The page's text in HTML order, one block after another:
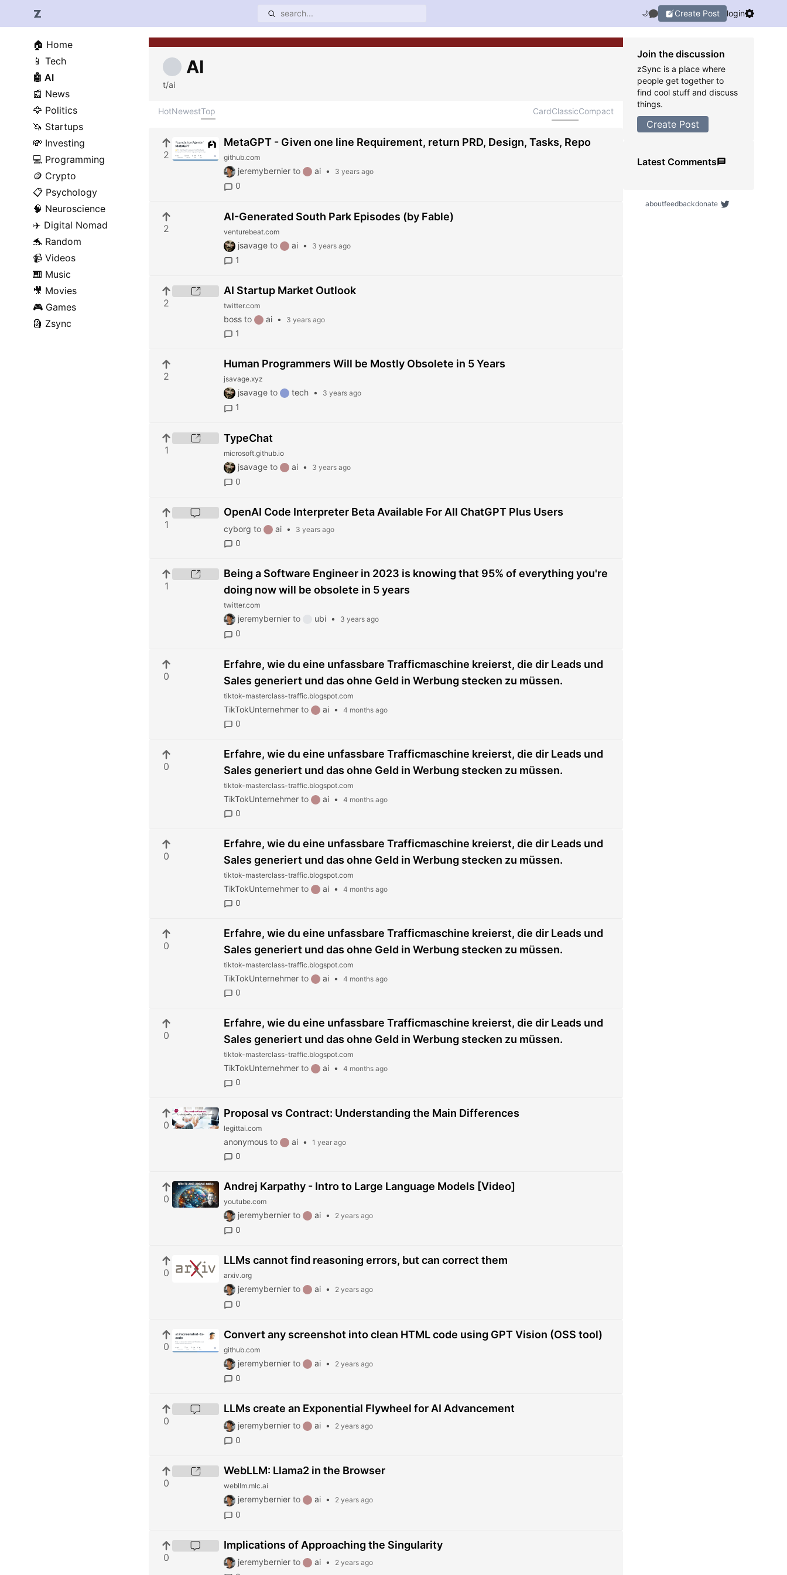
🌙 Create Post login
🏠 Home
📱 Tech
🤖 AI
📰 News
🦅 Politics
🦄 Startups
💸 Investing
💻 Programming
🪙 Crypto
📋 Psychology
🧠 Neuroscience
✈️ Digital Nomad
🐬 Random
📹 Videos
🎹 Music
🎥 Movies
🎮 Games
🗿 Zsync
AI
t/ai
HotNewestTop CardClassicCompact
2
MetaGPT - Given one line Requirement, return PRD, Design, Tasks, Repo
github.com
jeremybernier to ai • 3 years ago
0
2
AI-Generated South Park Episodes (by Fable)
venturebeat.com
jsavage to ai • 3 years ago
1
2
AI Startup Market Outlook
twitter.com
boss to ai • 3 years ago
1
2
Human Programmers Will be Mostly Obsolete in 5 Years
jsavage.xyz
jsavage to tech • 3 years ago
1
1
TypeChat
microsoft.github.io
jsavage to ai • 3 years ago
0
1
OpenAI Code Interpreter Beta Available For All ChatGPT Plus Users
cyborg to ai • 3 years ago
0
1
Being a Software Engineer in 2023 is knowing that 95% of everything you're
doing now will be obsolete in 5 years
twitter.com
jeremybernier to ubi • 3 years ago
0
0
Erfahre, wie du eine unfassbare Trafficmaschine kreierst, die dir Leads und
Sales generiert und das ohne Geld in Werbung stecken zu müssen.
tiktok-masterclass-traffic.blogspot.com
TikTokUnternehmer to ai • 4 months ago
0
0
Erfahre, wie du eine unfassbare Trafficmaschine kreierst, die dir Leads und
Sales generiert und das ohne Geld in Werbung stecken zu müssen.
tiktok-masterclass-traffic.blogspot.com
TikTokUnternehmer to ai • 4 months ago
0
0
Erfahre, wie du eine unfassbare Trafficmaschine kreierst, die dir Leads und
Sales generiert und das ohne Geld in Werbung stecken zu müssen.
tiktok-masterclass-traffic.blogspot.com
TikTokUnternehmer to ai • 4 months ago
0
0
Erfahre, wie du eine unfassbare Trafficmaschine kreierst, die dir Leads und
Sales generiert und das ohne Geld in Werbung stecken zu müssen.
tiktok-masterclass-traffic.blogspot.com
TikTokUnternehmer to ai • 4 months ago
0
0
Erfahre, wie du eine unfassbare Trafficmaschine kreierst, die dir Leads und
Sales generiert und das ohne Geld in Werbung stecken zu müssen.
tiktok-masterclass-traffic.blogspot.com
TikTokUnternehmer to ai • 4 months ago
0
0
Proposal vs Contract: Understanding the Main Differences
legittai.com
anonymous to ai • 1 year ago
0
0
Andrej Karpathy - Intro to Large Language Models [Video]
youtube.com
jeremybernier to ai • 2 years ago
0
0
LLMs cannot find reasoning errors, but can correct them
arxiv.org
jeremybernier to ai • 2 years ago
0
0
Convert any screenshot into clean HTML code using GPT Vision (OSS tool)
github.com
jeremybernier to ai • 2 years ago
0
0
LLMs create an Exponential Flywheel for AI Advancement
jeremybernier to ai • 2 years ago
0
0
WebLLM: Llama2 in the Browser
webllm.mlc.ai
jeremybernier to ai • 2 years ago
0
0
Implications of Approaching the Singularity
jeremybernier to ai • 2 years ago
Join the discussion
zSync is a place where
people get together to
find cool stuff and discuss
things.
Create Post
Latest Comments
aboutfeedbackdonate